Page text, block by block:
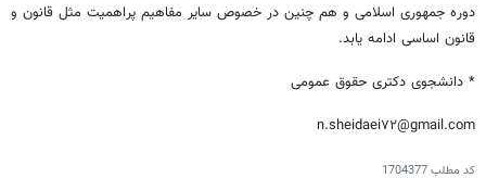
دوره جمهوری اسلامی و هم چنین در خصوص سایر مفاهیم پراهمیت مثل قانون و
قانون اساسی ادامه یابد.
* دانشجوی دکتری حقوق عمومی
n.sheidaei۷۲@gmail.com
کد مطلب1704377